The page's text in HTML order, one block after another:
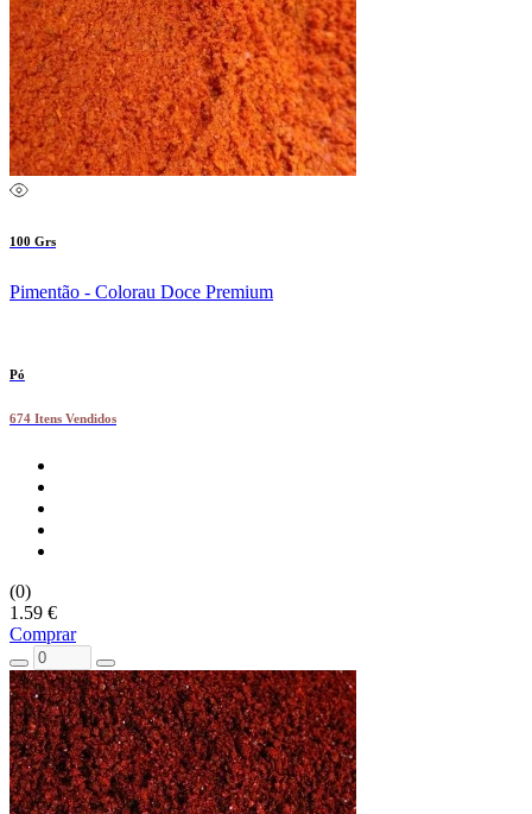
100 Grs
Pimentão - Colorau Doce Premium
Pó
674 Itens Vendidos
(0)
1.59 €
Comprar